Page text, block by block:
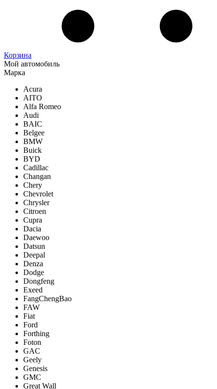
Корзина
Мой автомобиль
Марка
Acura
AITO
Alfa Romeo
Audi
BAIC
Belgee
BMW
Buick
BYD
Cadillac
Changan
Chery
Chevrolet
Chrysler
Citroen
Cupra
Dacia
Daewoo
Datsun
Deepal
Denza
Dodge
Dongfeng
Exeed
FangChengBao
FAW
Fiat
Ford
Forthing
Foton
GAC
Geely
Genesis
GMC
Great Wall